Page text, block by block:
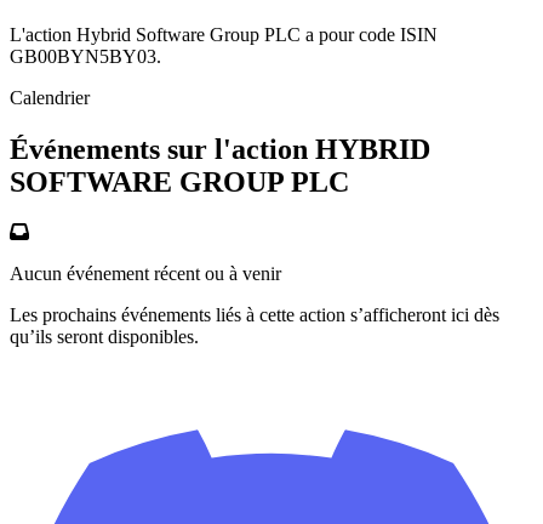
L'action Hybrid Software Group PLC a pour code ISIN
GB00BYN5BY03.
Calendrier
Événements sur l'action HYBRID
SOFTWARE GROUP PLC
Aucun événement récent ou à venir
Les prochains événements liés à cette action s’afficheront ici dès
qu’ils seront disponibles.